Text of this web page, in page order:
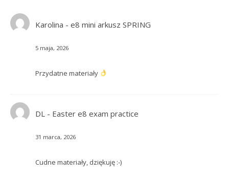
Karolina - e8 mini arkusz SPRING
5 maja, 2026
Przydatne materiały
DL- Easter e8 exam practice
31 marca, 2026
Cudne materiały, dziękuję :-)